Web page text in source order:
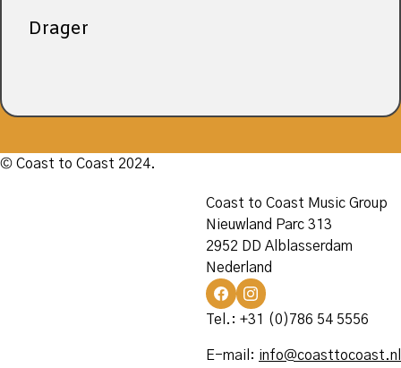
Drager
© Coast to Coast 2024.
Coast to Coast Music Group
Nieuwland Parc 313
2952 DD Alblasserdam
Nederland
Tel.: +31 (0)786 54 5556
E-mail: info@coasttocoast.nl